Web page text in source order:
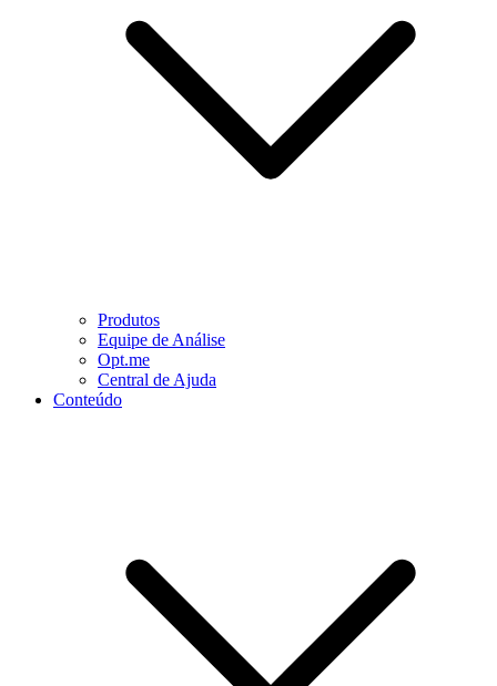
Produtos
Equipe de Análise
Opt.me
Central de Ajuda
Conteúdo